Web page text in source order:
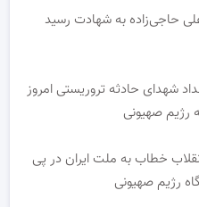
حاجی‌زاده به شهادت رسید
شهدای حادثه تروریستی امروز
رژیم صهیونی
خطاب به ملت ایران در پی
رژیم صهیونی